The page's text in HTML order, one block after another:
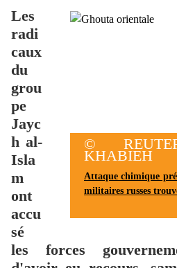
©
KHABIEH
Attaque chimique
militaires russes
Les
radi
caux
du
grou
pe
Jayc
h al-
Isla
m
ont
accu
sé
les forces